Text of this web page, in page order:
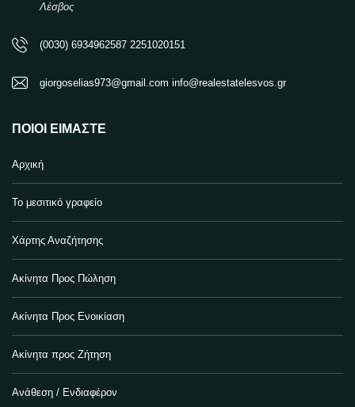
Λέσβος
(0030) 6934962587 2251020151
giorgoselias973@gmail.com info@realestatelesvos.gr
ΠΟΙΟΙ ΕΊΜΑΣΤΕ
Αρχική
Το μεσιτικό γραφείο
Χάρτης Αναζήτησης
Ακίνητα Προς Πώληση
Ακίνητα Προς Ενοικίαση
Ακίνητα προς Ζήτηση
Ανάθεση / Ενδιαφέρον